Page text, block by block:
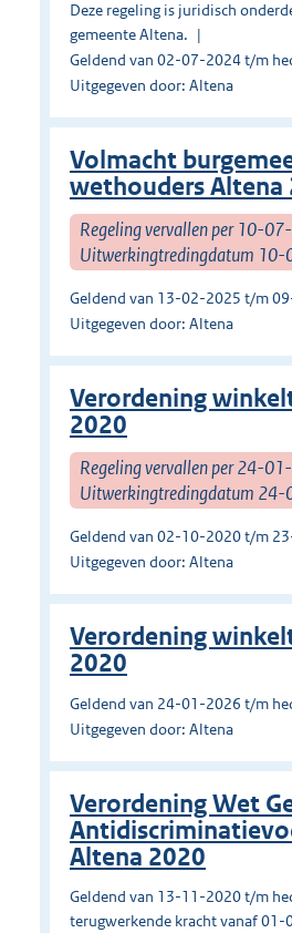
Deze regeling is juridisch
gemeente Altena.
Geldend van 02-07-2024 t/m
Uitgegeven door: Altena
Volmacht
wethouders Altena
Regeling vervallen per 10-
Uitwerkingtredingdatum
Geldend van 13-02-2025 t/m
Uitgegeven door: Altena
Verordening
2020
Regeling vervallen per 24-
Uitwerkingtredingdatum
Geldend van 02-10-2020 t/m
Uitgegeven door: Altena
Verordening
2020
Geldend van 24-01-2026 t/m
Uitgegeven door: Altena
Verordening Wet
Altena 2020
Geldend van 13-11-2020 t/m
terugwerkende kracht vanaf